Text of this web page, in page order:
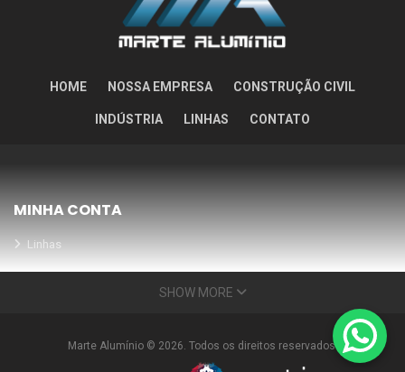
HOME NOSSA EMPRESA CONSTRUÇÃO CIVIL
INDÚSTRIA LINHAS CONTATO
MINHA CONTA
Linhas
Meus Orçamentos
Condições Especiais
SHOW MORE
Marte Alumínio © 2026. Todos os direitos reservados.